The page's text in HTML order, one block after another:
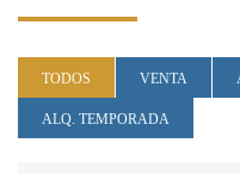
TODOS VENTA
ALQ. TEMPORADA